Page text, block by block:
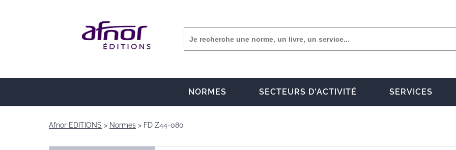
NORMES SECTEURS D'ACTIVITÉ SERVICES
Afnor EDITIONS Normes FD Z44-080